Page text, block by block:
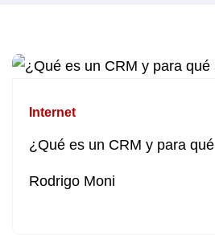
Internet
¿Qué es un CRM y para
Rodrigo Moni